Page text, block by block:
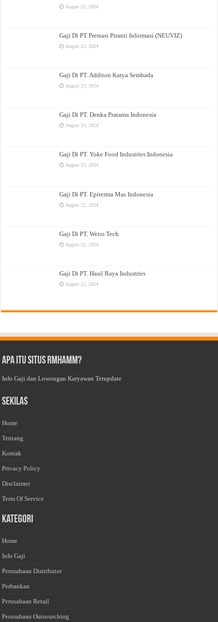
August 23, 2024
Gaji Di PT Prestasi Piranti Informasi (NEUVIZ)
August 23, 2024
Gaji Di PT. Additon Karya Sembada
August 23, 2024
Gaji Di PT. Denka Pratama Indonesia
August 23, 2024
Gaji Di PT. Yoke Food Industries Indonesia
August 23, 2024
Gaji Di PT. Epiterma Mas Indonesia
August 22, 2024
Gaji Di PT. Weiss Tech
August 22, 2024
Gaji Di PT. Hasil Raya Industries
August 22, 2024
Apa Itu Situs Rmhamm?
Info Gaji dan Lowongan Karyawan Terupdate
Sekilas
Home
Tentang
Kontak
Privacy Policy
Disclaimer
Term Of Service
Kategori
Home
Info Gaji
Perusahaan Distributor
Perbankan
Perusahaan Retail
Perusahaan Outsourching